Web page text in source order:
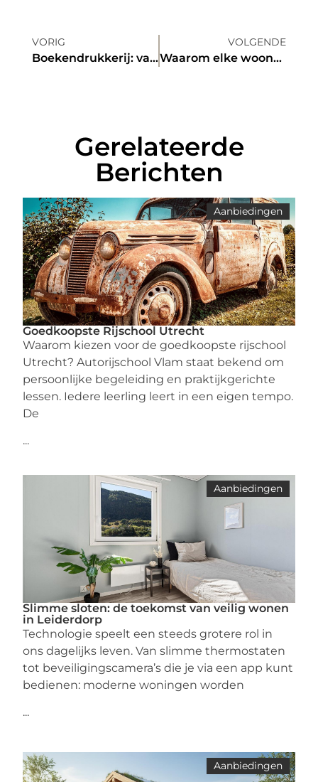
VORIG
Boekendrukkerij: van idee naar een perfect softcover boek
VOLGENDE
Waarom elke woonruimte grote keramische tegels nodig heeft
Gerelateerde
Berichten
Aanbiedingen
Goedkoopste Rijschool Utrecht
Waarom kiezen voor de goedkoopste rijschool
Utrecht? Autorijschool Vlam staat bekend om
persoonlijke begeleiding en praktijkgerichte
lessen. Iedere leerling leert in een eigen tempo.
De
...
Aanbiedingen
Slimme sloten: de toekomst van veilig wonen
in Leiderdorp
Technologie speelt een steeds grotere rol in
ons dagelijks leven. Van slimme thermostaten
tot beveiligingscamera’s die je via een app kunt
bedienen: moderne woningen worden
...
Aanbiedingen